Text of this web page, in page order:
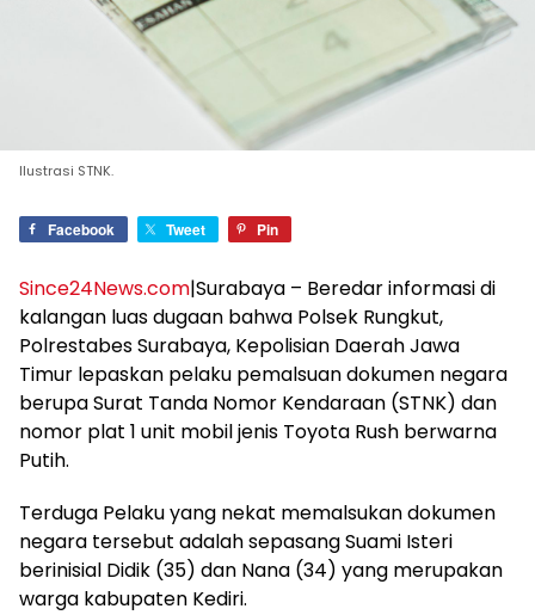
Ilustrasi STNK.
Facebook Tweet Pin
Since24News.com|Surabaya – Beredar informasi di
kalangan luas dugaan bahwa Polsek Rungkut,
Polrestabes Surabaya, Kepolisian Daerah Jawa
Timur lepaskan pelaku pemalsuan dokumen negara
berupa Surat Tanda Nomor Kendaraan (STNK) dan
nomor plat 1 unit mobil jenis Toyota Rush berwarna
Putih.
Terduga Pelaku yang nekat memalsukan dokumen
negara tersebut adalah sepasang Suami Isteri
berinisial Didik (35) dan Nana (34) yang merupakan
warga kabupaten Kediri.